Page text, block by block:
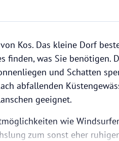
Kos. Das kleine Dorf
finden, was Sie benötigen.
und Schatten
abfallenden
geeignet.
wie
zum sonst eher